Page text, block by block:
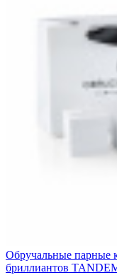
Обручальные парные
бриллиантов